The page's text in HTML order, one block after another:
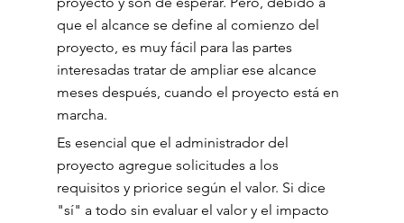
que el alcance se define al comienzo del
proyecto, es muy fácil para las partes
interesadas tratar de ampliar ese alcance
meses después, cuando el proyecto está en
marcha.
Es esencial que el administrador del
proyecto agregue solicitudes a los
requisitos y priorice según el valor. Si dice
"sí" a todo sin evaluar el valor y el impacto